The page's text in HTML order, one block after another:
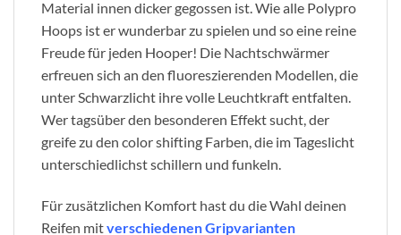
Material innen dicker gegossen ist. Wie alle Polypro
Hoops ist er wunderbar zu spielen und so eine reine
Freude für jeden Hooper! Die Nachtschwärmer
erfreuen sich an den fluoreszierenden Modellen, die
unter Schwarzlicht ihre volle Leuchtkraft entfalten.
Wer tagsüber den besonderen Effekt sucht, der
greife zu den color shifting Farben, die im Tageslicht
unterschiedlichst schillern und funkeln.
Für zusätzlichen Komfort hast du die Wahl deinen
Reifen mitverschiedenen Gripvarianten